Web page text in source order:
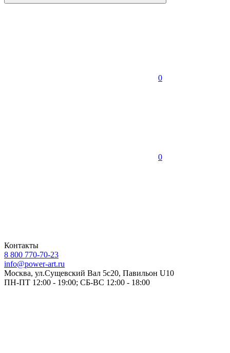
0
0
Контакты
8 800 770-70-23
info@power-art.ru
Москва, ул.Сущевский Вал 5с20, Павильон U10
ПН-ПТ 12:00 - 19:00; СБ-ВС 12:00 - 18:00